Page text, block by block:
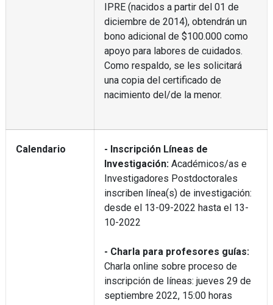
IPRE (nacidos a partir del 01 de
diciembre de 2014), obtendrán un
bono adicional de $100.000 como
apoyo para labores de cuidados.
Como respaldo, se les solicitará
una copia del certificado de
nacimiento del/de la menor.
Calendario
- Inscripción Líneas de
Investigación:Académicos/as e
Investigadores Postdoctorales
inscriben línea(s) de investigación:
desde el 13-09-2022 hasta el 13-
10-2022
- Charla para profesores guías:
Charla online sobre proceso de
inscripción de líneas: jueves 29 de
septiembre 2022, 15:00 horas